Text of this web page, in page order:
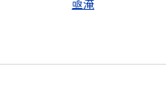
亟淹